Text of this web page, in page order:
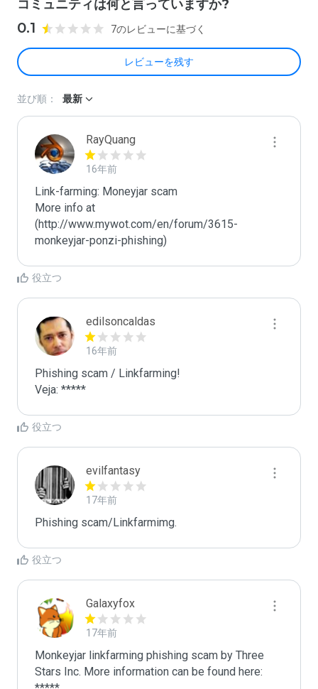
コミュニティは何と言っていますか?
0.1 7のレビューに基づく
レビューを残す
並び順： 最新
RayQuang
16年前
Link-farming: Moneyjar scam
More info at
(http://www.mywot.com/en/forum/3615-
monkeyjar-ponzi-phishing)
役立つ
edilsoncaldas
16年前
Phishing scam / Linkfarming!
Veja: *****
役立つ
evilfantasy
17年前
Phishing scam/Linkfarmimg.
役立つ
Galaxyfox
17年前
Monkeyjar linkfarming phishing scam by Three
Stars Inc. More information can be found here: